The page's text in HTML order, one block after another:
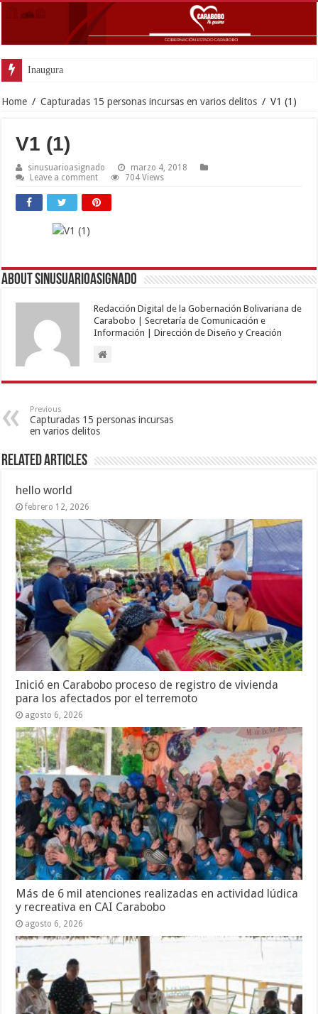
Inaugurada con éxito of
Home / Capturadas 15 personas incursas en varios delitos / V1 (1)
V1 (1)
sinusuarioasignado
marzo 4, 2018
Leave a comment
704 Views
About sinusuarioasignado
Redacción Digital de la Gobernación Bolivariana de
Carabobo | Secretaría de Comunicación e
Información | Dirección de Diseño y Creación
Previous
Capturadas 15 personas incursas
en varios delitos
Related Articles
hello world
febrero 12, 2026
Inició en Carabobo proceso de registro de vivienda
para los afectados por el terremoto
agosto 6, 2026
Más de 6 mil atenciones realizadas en actividad lúdica
y recreativa en CAI Carabobo
agosto 6, 2026